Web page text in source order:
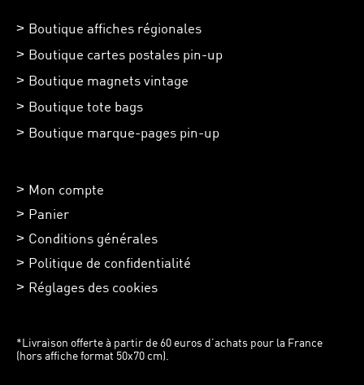
Boutique affiches régionales
Boutique cartes postales pin-up
Boutique magnets vintage
Boutique tote bags
Boutique marque-pages pin-up
Mon compte
Panier
Conditions générales
Politique de confidentialité
Réglages des cookies
*Livraison offerte à partir de 60 euros d’achats pour la France
(hors affiche format 50x70 cm).